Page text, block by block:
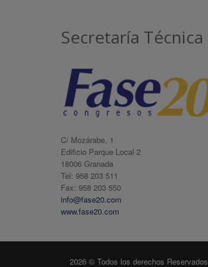
Secretaría Técnica
C/ Mozárabe, 1
Edificio Parque Local 2
18006 Granada
Tel: 958 203 511
Fax: 958 203 550
info@fase20.com
www.fase20.com
2026 © Todos los derechos Reservados